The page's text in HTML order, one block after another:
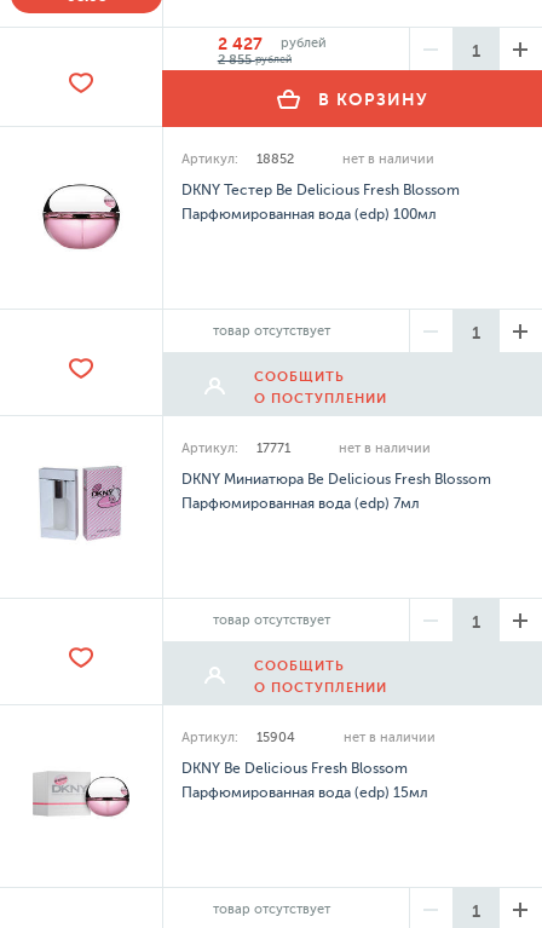
2 427
рублей
2 855рублей
В КОРЗИНУ
Артикул: 18852 нет в наличии
DKNY Тестер Be Delicious Fresh Blossom
Парфюмированная вода (edp) 100мл
товар отсутствует
СООБЩИТЬ
О ПОСТУПЛЕНИИ
Артикул: 17771 нет в наличии
DKNY Миниатюра Be Delicious Fresh Blossom
Парфюмированная вода (edp) 7мл
товар отсутствует
СООБЩИТЬ
О ПОСТУПЛЕНИИ
Артикул: 15904 нет в наличии
DKNY Be Delicious Fresh Blossom
Парфюмированная вода (edp) 15мл
товар отсутствует